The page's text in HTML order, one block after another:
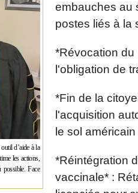
d’aide à la
les actions,
Face
embauches au
postes liés à la
*Révocation du
l'obligation de
*Fin de la
l'acquisition
le sol
*Réintégration
vaccinale* :